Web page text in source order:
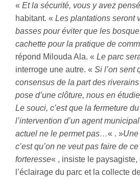
« Et la sécurité, vous y avez
habitant. « Les plantations seront
basses pour éviter que les
cachette pour la pratique de
répond Milouda Ala. « Le parc
interroge une autre. « Si l’on sent
consensus de la part des
pose d’une clôture, nous en
Le souci, c’est que la fermeture
l’intervention d’un agent
actuel ne le permet pas…« . »Une
c’est qu’on ne veut pas faire de
forteresse« , insiste le paysagiste,
l’éclairage du parc et la collecte